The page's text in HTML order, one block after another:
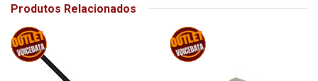
Produtos Relacionados